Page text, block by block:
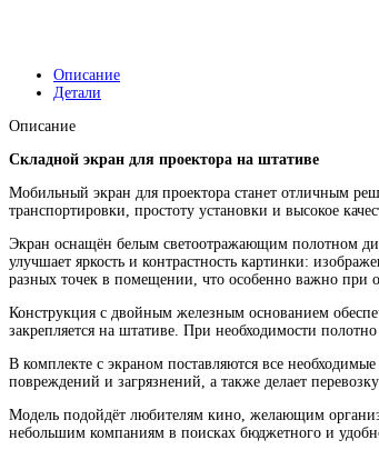
Описание
Детали
Описание
Складной экран для проектора на штативе
Мобильный экран для проектора станет отличным
транспортировки, простоту установки и высокое
Экран оснащён белым светоотражающим полотном
улучшает яркость и контрастность картинки:
разных точек в помещении, что особенно важно при
Конструкция с двойным железным основанием
закрепляется на штативе. При необходимости
В комплекте с экраном поставляются все
повреждений и загрязнений, а также делает
Модель подойдёт любителям кино, желающим
небольшим компаниям в поисках бюджетного и